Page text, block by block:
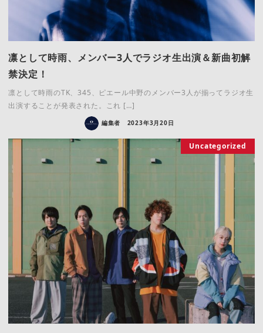
凛として時雨、メンバー3人でラジオ生出演＆新曲初解
禁決定！
凛として時雨のTK、345、ピエール中野のメンバー3人が揃ってラジオ生
出演することが発表された。これ […]
編集者 2023年3月20日
Uncategorized